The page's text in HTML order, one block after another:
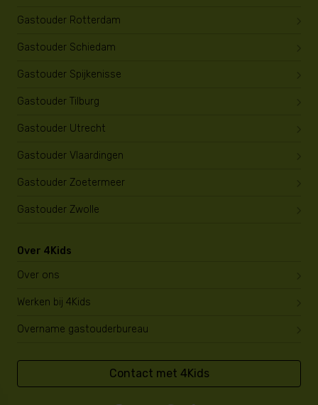
Gastouder Rotterdam
Gastouder Schiedam
Gastouder Spijkenisse
Gastouder Tilburg
Gastouder Utrecht
Gastouder Vlaardingen
Gastouder Zoetermeer
Gastouder Zwolle
Over 4Kids
Over ons
Werken bij 4Kids
Overname gastouderbureau
Contact met 4Kids